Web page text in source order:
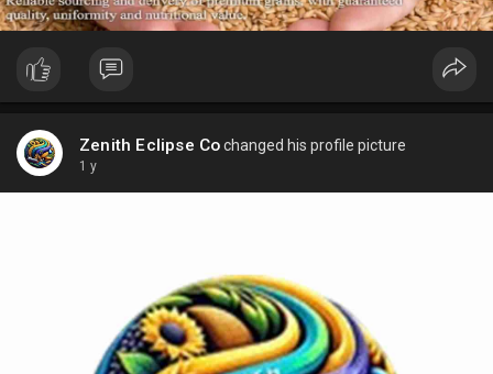
Zenith Eclipse Cochanged his profile picture
1 y